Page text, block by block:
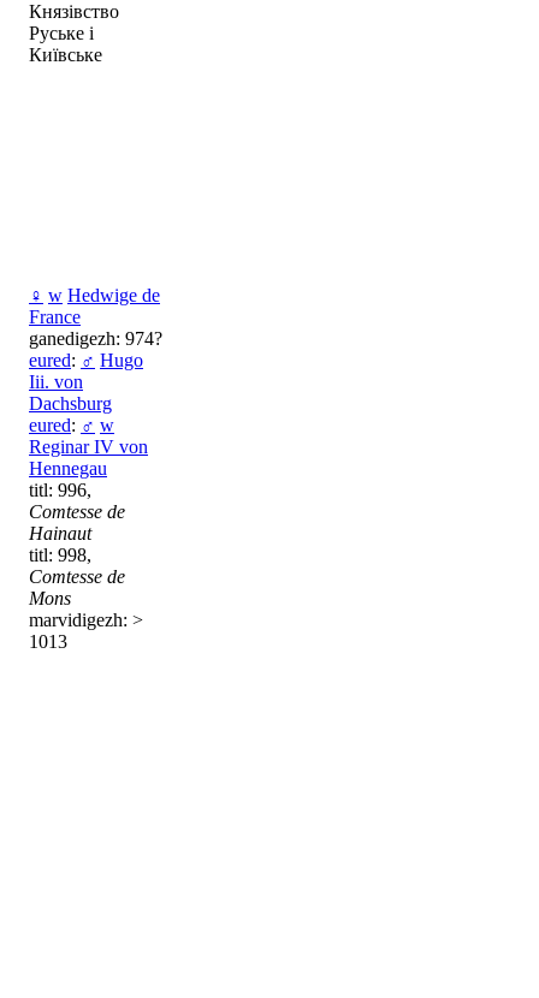
Князівство
Руське і
Київське
♀ w Hedwige de
France
ganedigezh: 974?
eured: ♂ Hugo
Iii. von
Dachsburg
eured: ♂ w
Reginar IV von
Hennegau
titl: 996,
Comtesse de
Hainaut
titl: 998,
Comtesse de
Mons
marvidigezh: >
1013